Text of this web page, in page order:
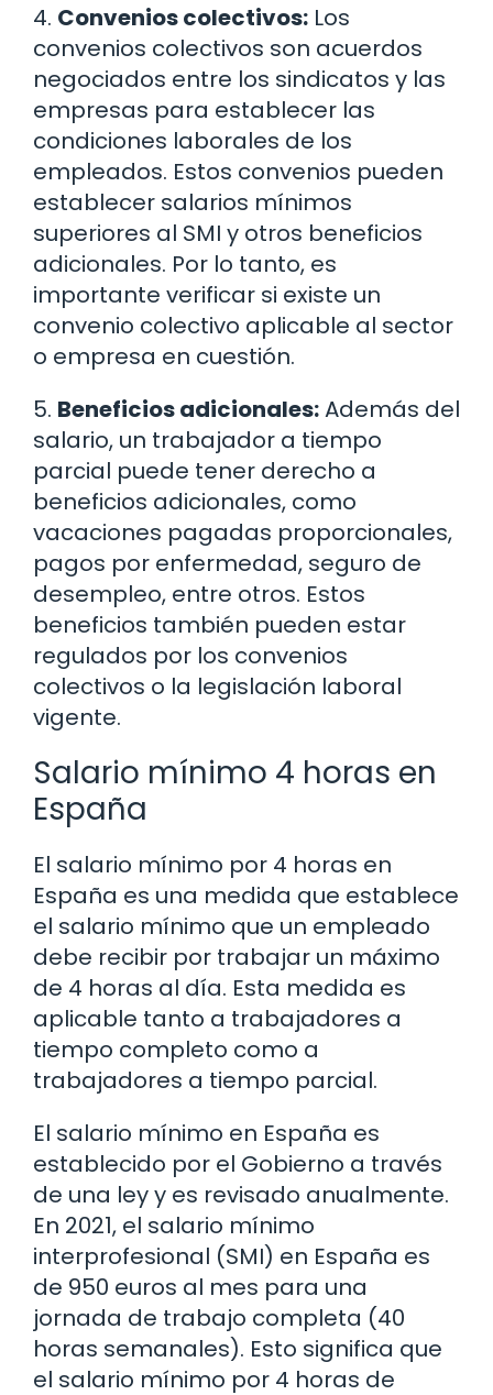
4. Convenios colectivos: Los
convenios colectivos son acuerdos
negociados entre los sindicatos y las
empresas para establecer las
condiciones laborales de los
empleados. Estos convenios pueden
establecer salarios mínimos
superiores al SMI y otros beneficios
adicionales. Por lo tanto, es
importante verificar si existe un
convenio colectivo aplicable al sector
o empresa en cuestión.
5. Beneficios adicionales:Además del
salario, un trabajador a tiempo
parcial puede tener derecho a
beneficios adicionales, como
vacaciones pagadas proporcionales,
pagos por enfermedad, seguro de
desempleo, entre otros. Estos
beneficios también pueden estar
regulados por los convenios
colectivos o la legislación laboral
vigente.
Salario mínimo 4 horas en
España
El salario mínimo por 4 horas en
España es una medida que establece
el salario mínimo que un empleado
debe recibir por trabajar un máximo
de 4 horas al día. Esta medida es
aplicable tanto a trabajadores a
tiempo completo como a
trabajadores a tiempo parcial.
El salario mínimo en España es
establecido por el Gobierno a través
de una ley y es revisado anualmente.
En 2021, el salario mínimo
interprofesional (SMI) en España es
de 950 euros al mes para una
jornada de trabajo completa (40
horas semanales). Esto significa que
el salario mínimo por 4 horas de